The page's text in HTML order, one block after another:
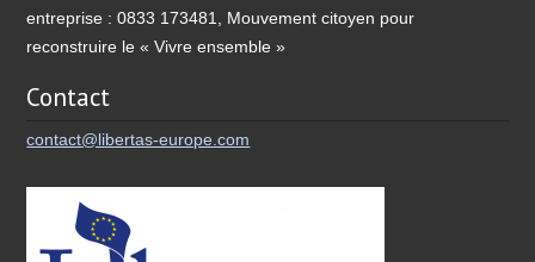
entreprise : 0833 173481, Mouvement citoyen pour
reconstruire le « Vivre ensemble »
Contact
contact@libertas-europe.com